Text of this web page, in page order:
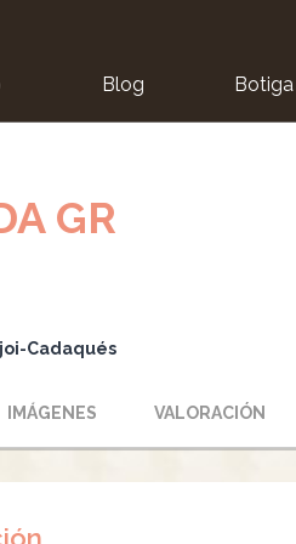
Blog Botiga
GR
Cadaqués
IMÁGENES VALORACIÓN